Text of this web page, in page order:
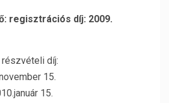
regisztrációs díj: 2009.
díj:
15.
15.